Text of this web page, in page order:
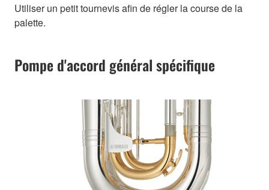
Utiliser un petit tournevis afin de régler la course de la
palette.
Pompe d'accord général spécifique